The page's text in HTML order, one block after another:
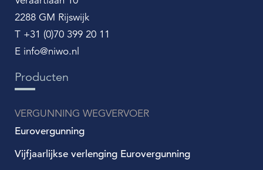
2288 GM Rijswijk
T +31 (0)70 399 20 11
E info@niwo.nl
Producten
VERGUNNING WEGVERVOER
Eurovergunning
Vijfjaarlijkse verlenging Eurovergunning